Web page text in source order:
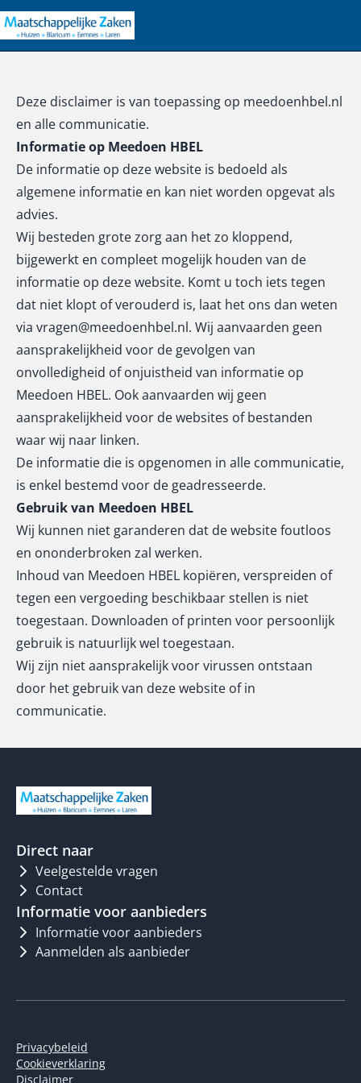
Deze disclaimer is van toepassing op meedoenhbel.nl
en alle communicatie.
Informatie op Meedoen HBEL
De informatie op deze website is bedoeld als
algemene informatie en kan niet worden opgevat als
advies.
Wij besteden grote zorg aan het zo kloppend,
bijgewerkt en compleet mogelijk houden van de
informatie op deze website. Komt u toch iets tegen
dat niet klopt of verouderd is, laat het ons dan weten
via vragen@meedoenhbel.nl. Wij aanvaarden geen
aansprakelijkheid voor de gevolgen van
onvolledigheid of onjuistheid van informatie op
Meedoen HBEL. Ook aanvaarden wij geen
aansprakelijkheid voor de websites of bestanden
waar wij naar linken.
De informatie die is opgenomen in alle communicatie,
is enkel bestemd voor de geadresseerde.
Gebruik van Meedoen HBEL
Wij kunnen niet garanderen dat de website foutloos
en ononderbroken zal werken.
Inhoud van Meedoen HBEL kopiëren, verspreiden of
tegen een vergoeding beschikbaar stellen is niet
toegestaan. Downloaden of printen voor persoonlijk
gebruik is natuurlijk wel toegestaan.
Wij zijn niet aansprakelijk voor virussen ontstaan
door het gebruik van deze website of in
communicatie.
Direct naar
Veelgestelde vragen
Contact
Informatie voor aanbieders
Informatie voor aanbieders
Aanmelden als aanbieder
Privacybeleid
Cookieverklaring
Disclaimer